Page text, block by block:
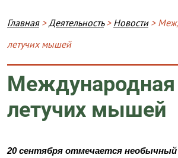
Строка навигации
Главная Деятельность Новости
летучих мышей
Международная
летучих мышей
20 сентября отмечается необычный